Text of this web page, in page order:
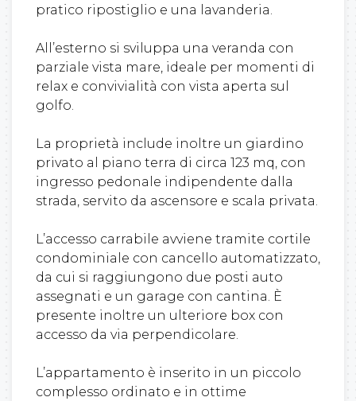
pratico ripostiglio e una lavanderia.
All’esterno si sviluppa una veranda con
parziale vista mare, ideale per momenti di
relax e convivialità con vista aperta sul
golfo.
La proprietà include inoltre un giardino
privato al piano terra di circa 123 mq, con
ingresso pedonale indipendente dalla
strada, servito da ascensore e scala privata.
L’accesso carrabile avviene tramite cortile
condominiale con cancello automatizzato,
da cui si raggiungono due posti auto
assegnati e un garage con cantina. È
presente inoltre un ulteriore box con
accesso da via perpendicolare.
L’appartamento è inserito in un piccolo
complesso ordinato e in ottime